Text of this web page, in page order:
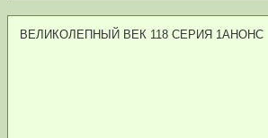
ВЕЛИКОЛЕПНЫЙ ВЕК 118 СЕРИЯ 1АНОНС